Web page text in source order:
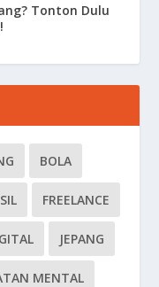
Tonton Dulu
BOLA
FREELANCE
JEPANG
MENTAL